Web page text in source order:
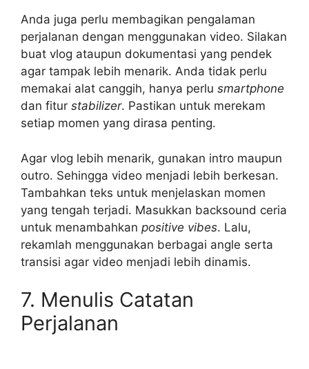
Anda juga perlu membagikan pengalaman
perjalanan dengan menggunakan video. Silakan
buat vlog ataupun dokumentasi yang pendek
agar tampak lebih menarik. Anda tidak perlu
memakai alat canggih, hanya perlu smartphone
dan fitur stabilizer. Pastikan untuk merekam
setiap momen yang dirasa penting.
Agar vlog lebih menarik, gunakan intro maupun
outro. Sehingga video menjadi lebih berkesan.
Tambahkan teks untuk menjelaskan momen
yang tengah terjadi. Masukkan backsound ceria
untuk menambahkan positive vibes. Lalu,
rekamlah menggunakan berbagai angle serta
transisi agar video menjadi lebih dinamis.
7. Menulis Catatan
Perjalanan